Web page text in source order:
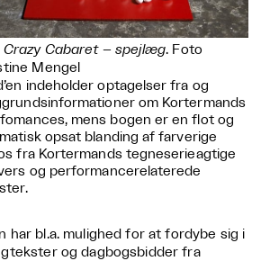
Crazy Cabaret – spejlæg. Foto
Mengel
indeholder optagelser fra og
om Kortermands
mens bogen er en flot og
opsat blanding af farverige
fra Kortermands tegneserieagtige
og performancerelaterede
har bl.a. mulighed for at fordybe sig i
og dagbogsbidder fra